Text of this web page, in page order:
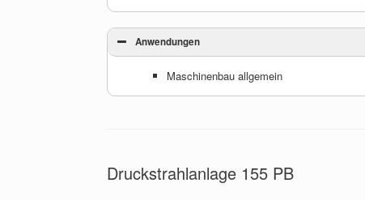
Anwendungen
Maschinenbau allgemein
Druckstrahlanlage 155 PB